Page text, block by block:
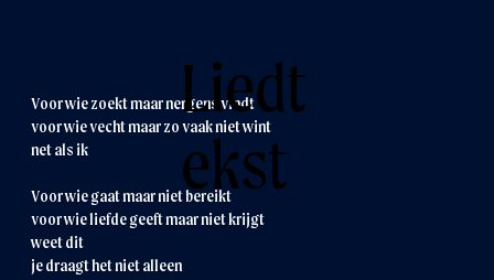
Voor wie zoekt maar nergens vindt
voor wie vecht maar zo vaak niet wint
net als ik
Voor wie gaat maar niet bereikt
voor wie liefde geeft maar niet krijgt
weet dit
je draagt het niet alleen
Liedt
ekst